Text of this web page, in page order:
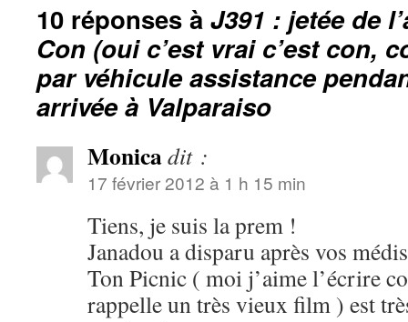
10 réponses à J391 : jetée de
Con (oui c’est vrai c’est con,
par véhicule assistance
arrivée à Valparaiso
Monicadit :
17 février 2012 à 1 h 15 min
Tiens, je suis la prem !
Janadou a disparu après vos
Ton Picnic ( moi j’aime l’écrire
rappelle un très vieux film ) est